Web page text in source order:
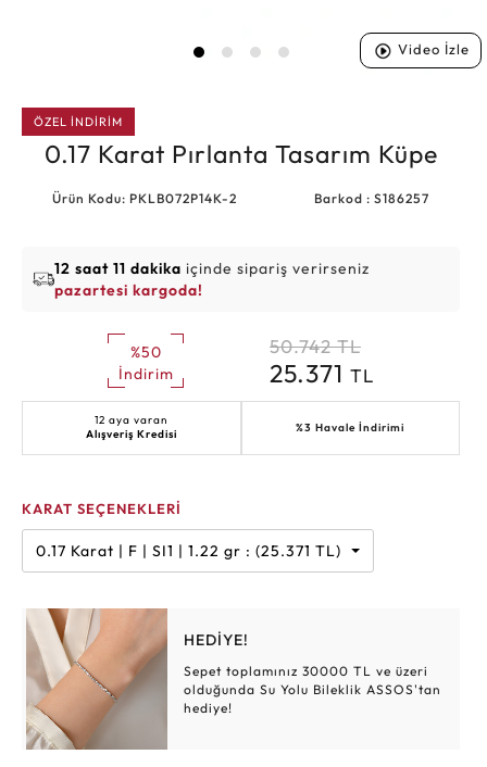
Video İzle
ÖZEL İNDİRİM
0.17 Karat Pırlanta Tasarım Küpe
Ürün Kodu: PKLB072P14K-2 Barkod : S186257
12 saat 11 dakika içinde sipariş verirseniz
pazartesi kargoda!
%50
İndirim
50.742 TL
25.371 TL
12 aya varan
Alışveriş Kredisi
%3 Havale İndirimi
KARAT SEÇENEKLERİ
0.17 Karat | F | SI1 | 1.22 gr : (25.371 TL)
HEDİYE!
Sepet toplamınız 30000 TL ve üzeri
olduğunda Su Yolu Bileklik ASSOS'tan
hediye!